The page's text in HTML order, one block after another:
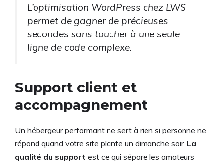
L’optimisation WordPress chez LWS
permet de gagner de précieuses
secondes sans toucher à une seule
ligne de code complexe.
Support client et
accompagnement
Un hébergeur performant ne sert à rien si personne ne
répond quand votre site plante un dimanche soir. La
qualité du support est ce qui sépare les amateurs